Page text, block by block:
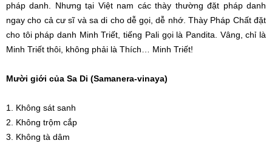
pháp danh. Nhưng tại Việt nam các thày thường đặt pháp danh
ngay cho cả cư sĩ và sa di cho dễ gọi, dễ nhớ. Thày Pháp Chất đặt
cho tôi pháp danh Minh Triết, tiếng Pali gọi là Pandita. Vâng, chỉ là
Minh Triết thôi, không phải là Thích… Minh Triết!
Mười giới của Sa Di (Samanera-vinaya)
1. Không sát sanh
2. Không trộm cắp
3. Không tà dâm